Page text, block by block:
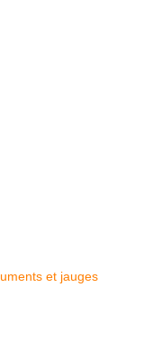
et jauges